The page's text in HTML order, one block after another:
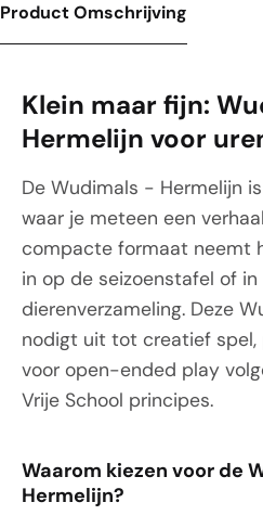
Product Omschrijving
Klein maar fijn:
Hermelijn voor
De Wudimals - Hermelijn
waar je meteen een
compacte formaat neemt
in op de seizoenstafel of
dierenverzameling. Deze
nodigt uit tot creatief spel,
voor open-ended play
Vrije School principes.
Waarom kiezen voor de
Hermelijn?